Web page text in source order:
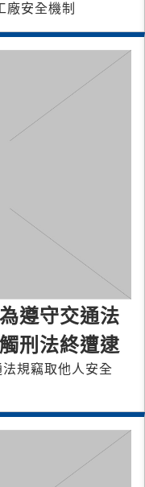
廠安全機制
遵守交通法
刑法終遭逮
規竊取他人安全